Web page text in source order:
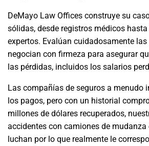
DeMayo Law Offices construye su
sólidas, desde registros médicos
expertos. Evalúan cuidadosamente
negocian con firmeza para asegurar
las pérdidas, incluidos los salarios
Las compañías de seguros a menudo
los pagos, pero con un historial
millones de dólares recuperados,
accidentes con camiones de mudanza
luchan por lo que realmente le